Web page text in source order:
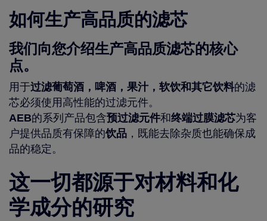
如何生产高品质的滤芯
我们向您介绍生产高品质滤芯的核心
点。
用于过滤葡萄酒，啤酒，果汁，软饮和其它饮料的滤
芯必须使用高性能的过滤元件。
AEB的系列产品包含预过滤元件和终端过膜滤芯为客
户提供品质有保障的饮品 ，既能去除杂质也能确保成
品的稳定。
这一切都源于对材料和化
学成分的研究